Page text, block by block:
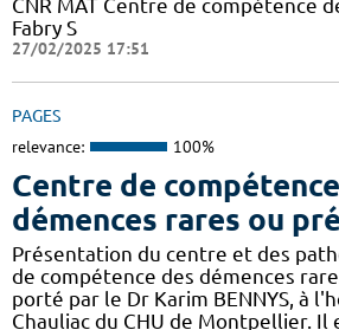
CNR MAT Centre de compétence
Fabry S
27/02/2025 17:51
PAGES
relevance: 100%
Centre de
démences rares ou
Présentation du centre et des
de compétence des démences
porté par le Dr Karim BENNYS, à
Chauliac du CHU de Montpellier. Il